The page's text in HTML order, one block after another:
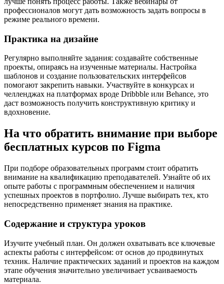
профессионалов могут дать возможность задать вопросы в
режиме реального времени.
Практика на дизайне
Регулярно выполняйте задания: создавайте собственные
проекты, опираясь на изученные материалы. Настройка
шаблонов и создание пользовательских интерфейсов
помогают закрепить навыки. Участвуйте в конкурсах и
челленджах на платформах вроде Dribbble или Behance, это
даст возможность получить конструктивную критику и
вдохновение.
На что обратить внимание при выборе
бесплатных курсов по Figma
При подборе образовательных программ стоит обратить
внимание на квалификацию преподавателей. Узнайте об их
опыте работы с программным обеспечением и наличия
успешных проектов в портфолио. Лучше выбирать тех, кто
непосредственно применяет знания на практике.
Содержание и структура уроков
Изучите учебный план. Он должен охватывать все ключевые
аспекты работы с интерфейсом: от основ до продвинутых
техник. Наличие практических заданий и проектов на каждом
этапе обучения значительно увеличивает усваиваемость
материала.